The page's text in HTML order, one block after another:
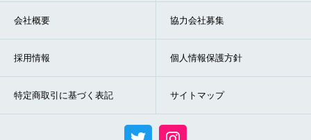
会社概要 協力会社募集
採用情報 個人情報保護方針
特定商取引に基づく表記 サイトマップ